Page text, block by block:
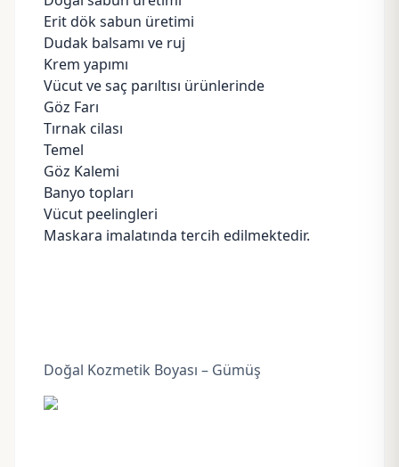
Erit dök sabun üretimi
Dudak balsamı ve ruj
Krem yapımı
Vücut ve saç parıltısı ürünlerinde
Göz Farı
Tırnak cilası
Temel
Göz Kalemi
Banyo topları
Vücut peelingleri
Maskara imalatında tercih edilmektedir.
Doğal Kozmetik Boyası – Gümüş